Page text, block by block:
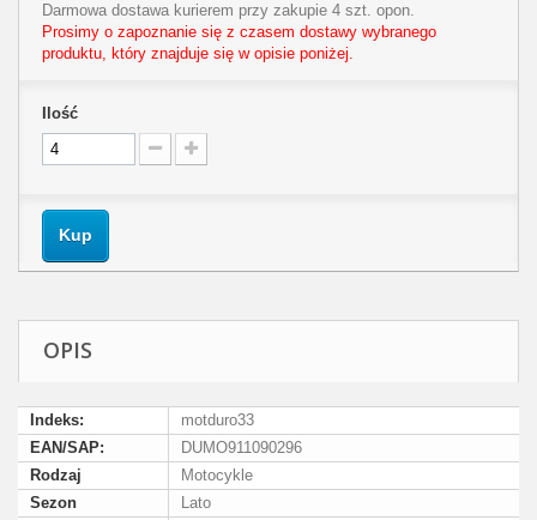
Darmowa dostawa kurierem przy zakupie 4 szt. opon.
Prosimy o zapoznanie się z czasem dostawy wybranego
produktu, który znajduje się w opisie poniżej.
Ilość
Kup
OPIS
Indeks:
motduro33
EAN/SAP:
DUMO911090296
Rodzaj
Motocykle
Sezon
Lato